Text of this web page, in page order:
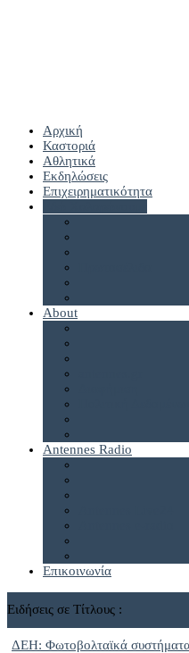
Αρχική
Καστοριά
Αθλητικά
Εκδηλώσεις
Επιχειρηματικότητα
About
Antennes Radio
Επικοινωνία
Ειδήσεις σε Τίτλους :
ΔΕΗ: Φωτοβολταϊκά συστήματα